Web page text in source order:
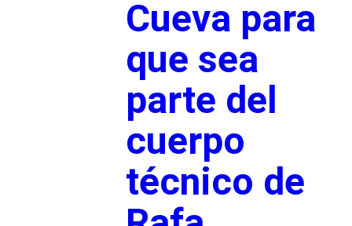
Cueva para
que sea
parte del
cuerpo
técnico de